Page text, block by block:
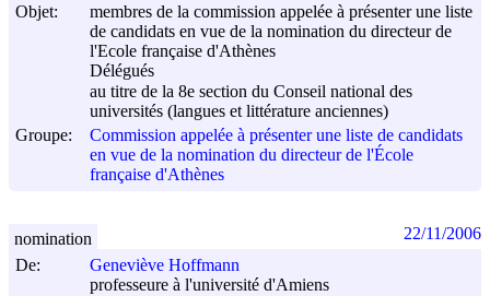
Objet:
membres de la commission appelée à présenter une liste
de candidats en vue de la nomination du directeur de
l'Ecole française d'Athènes
Délégués
au titre de la 8e section du Conseil national des
universités (langues et littérature anciennes)
Groupe:
Commission appelée à présenter une liste de candidats
en vue de la nomination du directeur de l'École
française d'Athènes
De:
Geneviève Hoffmann
professeure à l'université d'Amiens
nomination 22/11/2006